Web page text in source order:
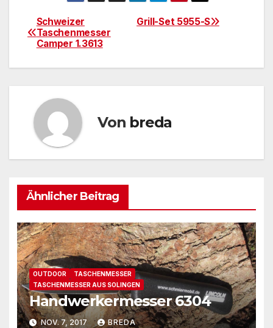
Beitragsnavigation
Grill-Set 5955-S
Schweizer
Taschenmesser
Camper 1.3613
Von breda
Ähnlicher Beitrag
OUTDOOR
TASCHENMESSER
TASCHENMESSER AUS SOLINGEN
Handwerkermesser 6304
NOV. 7, 2017 BREDA